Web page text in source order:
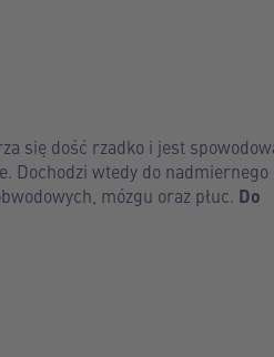
się dość rzadko i jest
Dochodzi wtedy do nadmiernego
mózgu oraz płuc. Do